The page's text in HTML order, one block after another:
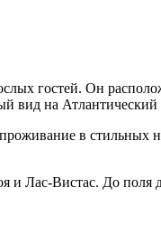
гостей. Он
вид на Атлантический
проживание в
и Лас-Вистас. До